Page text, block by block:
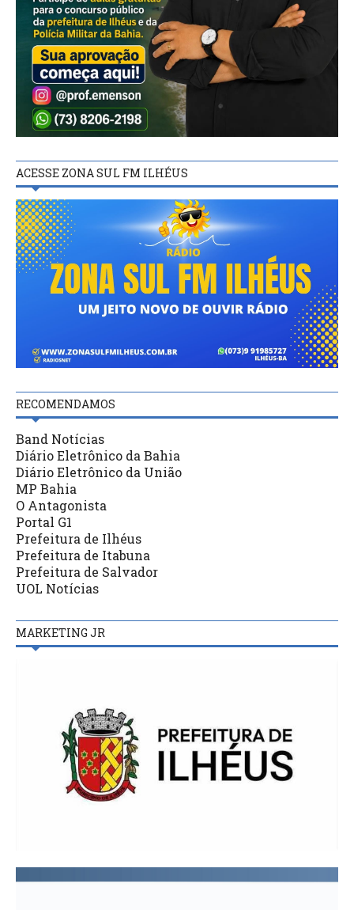
ACESSE ZONA SUL FM ILHÉUS
RECOMENDAMOS
Band Notícias
Diário Eletrônico da Bahia
Diário Eletrônico da União
MP Bahia
O Antagonista
Portal G1
Prefeitura de Ilhéus
Prefeitura de Itabuna
Prefeitura de Salvador
UOL Notícias
MARKETING JR